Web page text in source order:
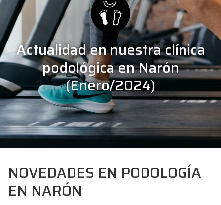
Actualidad en nuestra clínica
podológica en Narón
(Enero/2024)
NOVEDADES EN PODOLOGÍA
EN NARÓN